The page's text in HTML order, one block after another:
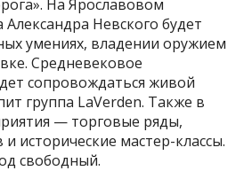
На Ярославовом
Невского будет
умениях, владении оружием
Средневековое
сопровождаться живой
группа LaVerden. Также в
— торговые ряды,
исторические мастер-классы.
свободный.